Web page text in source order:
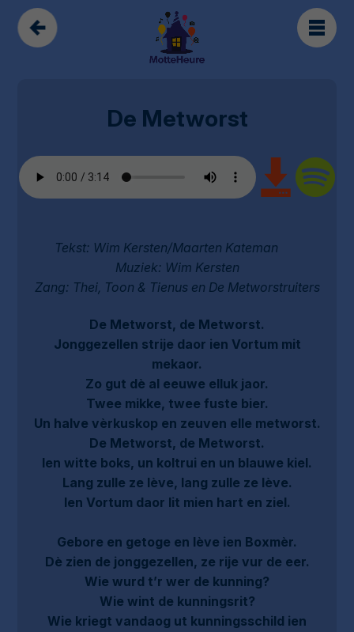
De Metworst
Tekst: Wim Kersten/Maarten Kateman
Muziek: Wim Kersten
Zang: Thei, Toon & Tienus en De Metworstruiters
De Metworst, de Metworst.
Jonggezellen strije daor ien Vortum mit
mekaor.
Zo gut dè al eeuwe elluk jaor.
Twee mikke, twee fuste bier.
Un halve vèrkuskop en zeuven elle metworst.
De Metworst, de Metworst.
Ien witte boks, un koltrui en un blauwe kiel.
Lang zulle ze lève, lang zulle ze lève.
Ien Vortum daor lit mien hart en ziel.
Gebore en getoge en lève ien Boxmèr.
Dè zien de jonggezellen, ze rije vur de eer.
Wie wurd t’r wer de kunning?
Wie wint de kunningsrit?
Wie kriegt vandaog ut kunningsschild ien